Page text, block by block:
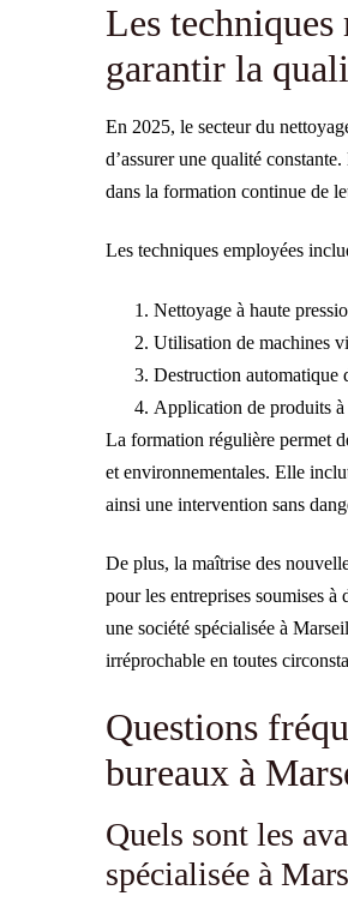
Les
garantir la
En 2025, le secteur du
d’assurer une qualité
dans la formation continue de
Les techniques employées
Nettoyage à haute
Utilisation de machines
Destruction automatique
Application de produits
La formation régulière permet
et environnementales. Elle
ainsi une intervention sans
De plus, la maîtrise des
pour les entreprises soumises à
une société spécialisée à
irréprochable en toutes
Questions
bureaux à
Quels sont les
spécialisée à